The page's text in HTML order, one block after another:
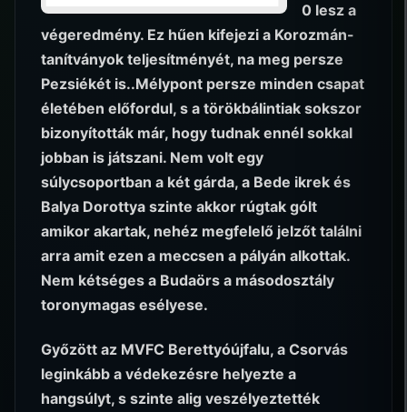
0 lesz a
végeredmény. Ez hűen kifejezi a Korozmán-
tanítványok teljesítményét, na meg persze
Pezsiékét is..Mélypont persze minden csapat
életében előfordul, s a törökbálintiak sokszor
bizonyították már, hogy tudnak ennél sokkal
jobban is játszani. Nem volt egy
súlycsoportban a két gárda, a Bede ikrek és
Balya Dorottya szinte akkor rúgtak gólt
amikor akartak, nehéz megfelelő jelzőt találni
arra amit ezen a meccsen a pályán alkottak.
Nem kétséges a Budaörs a másodosztály
toronymagas esélyese.
Győzött az MVFC Berettyóújfalu, a Csorvás
leginkább a védekezésre helyezte a
hangsúlyt, s szinte alig veszélyeztették